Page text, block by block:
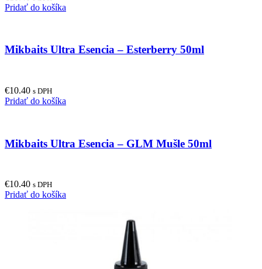
Pridať do košíka
Mikbaits Ultra Esencia – Esterberry 50ml
€10.40 s DPH
Pridať do košíka
Mikbaits Ultra Esencia – GLM Mušle 50ml
€10.40 s DPH
Pridať do košíka